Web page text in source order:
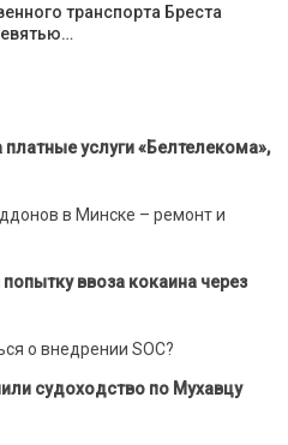
транспорта Бреста
услуги «Белтелекома»,
в Минске – ремонт и
ввоза кокаина через
о внедрении SOC?
судоходство по Мухавцу